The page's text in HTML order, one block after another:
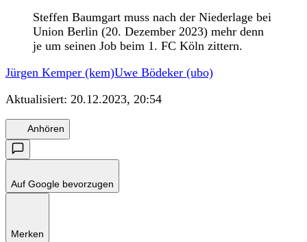
Steffen Baumgart muss nach der Niederlage bei
Union Berlin (20. Dezember 2023) mehr denn
je um seinen Job beim 1. FC Köln zittern.
Jürgen Kemper (kem)Uwe Bödeker (ubo)
Aktualisiert: 20.12.2023, 20:54
Anhören
Auf Google bevorzugen
Merken